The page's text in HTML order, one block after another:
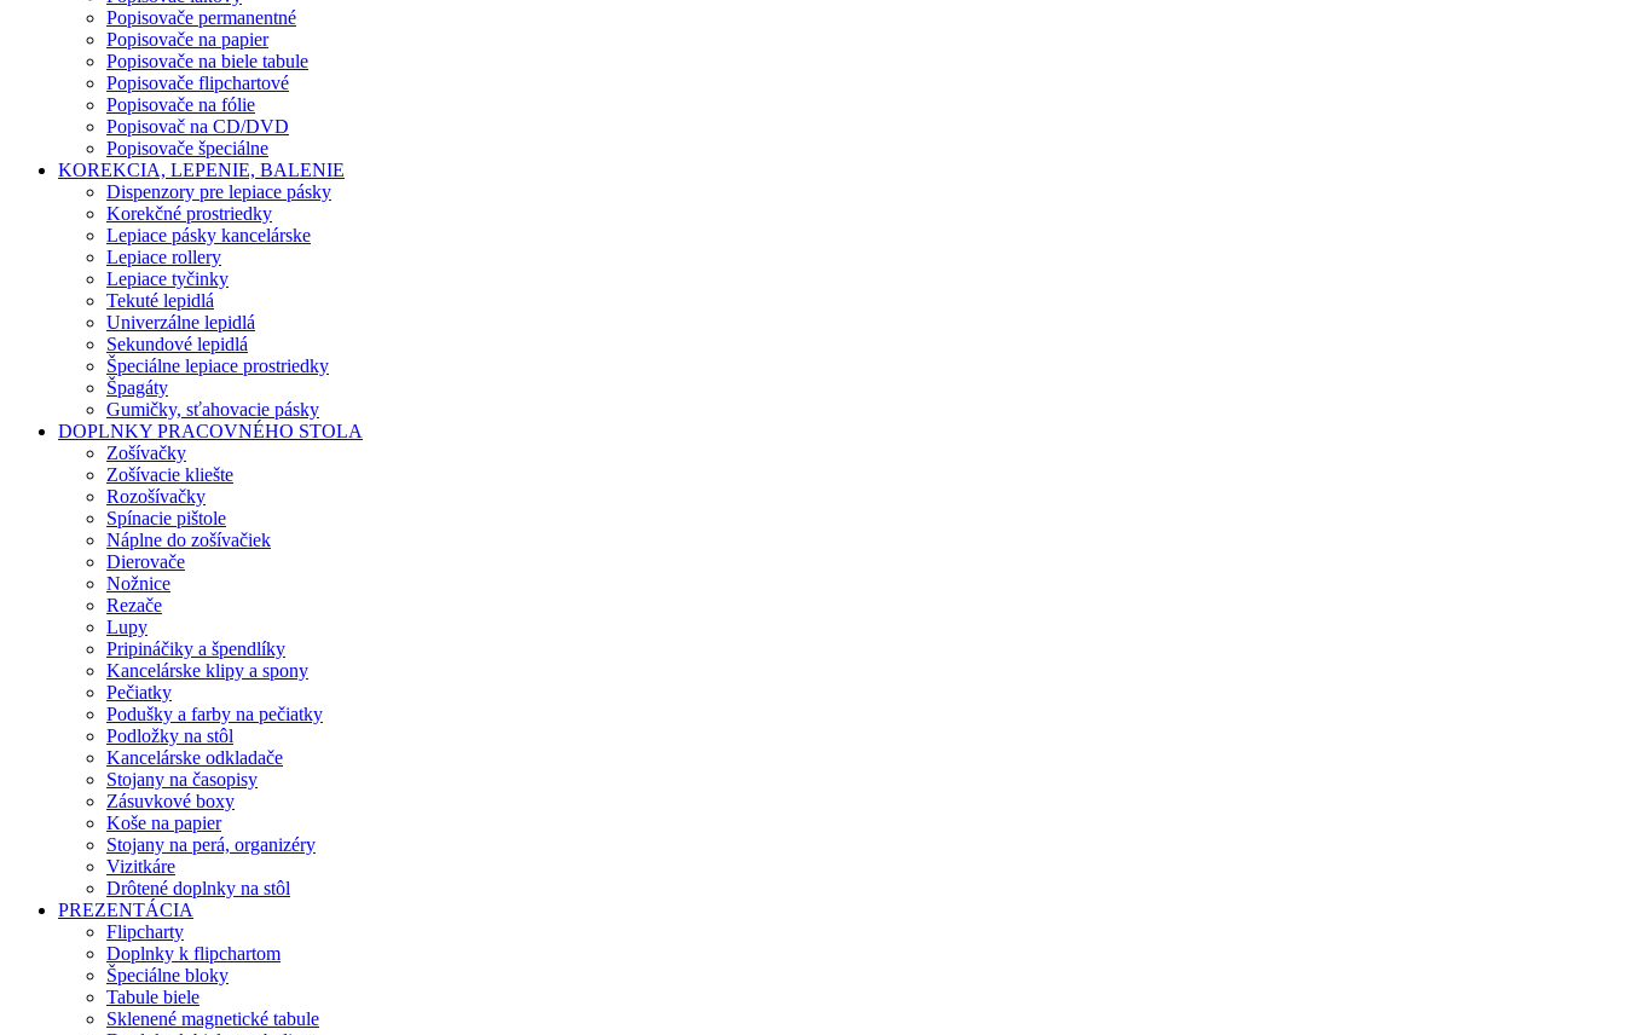
Popisovače permanentné
Popisovače na papier
Popisovače na biele tabule
Popisovače flipchartové
Popisovače na fólie
Popisovač na CD/DVD
Popisovače špeciálne
KOREKCIA, LEPENIE, BALENIE
Dispenzory pre lepiace pásky
Korekčné prostriedky
Lepiace pásky kancelárske
Lepiace rollery
Lepiace tyčinky
Tekuté lepidlá
Univerzálne lepidlá
Sekundové lepidlá
Špeciálne lepiace prostriedky
Špagáty
Gumičky, sťahovacie pásky
DOPLNKY PRACOVNÉHO STOLA
Zošívačky
Zošívacie kliešte
Rozošívačky
Spínacie pištole
Náplne do zošívačiek
Dierovače
Nožnice
Rezače
Lupy
Pripináčiky a špendlíky
Kancelárske klipy a spony
Pečiatky
Podušky a farby na pečiatky
Podložky na stôl
Kancelárske odkladače
Stojany na časopisy
Zásuvkové boxy
Koše na papier
Stojany na perá, organizéry
Vizitkáre
Drôtené doplnky na stôl
PREZENTÁCIA
Flipcharty
Doplnky k flipchartom
Špeciálne bloky
Tabule biele
Sklenené magnetické tabule